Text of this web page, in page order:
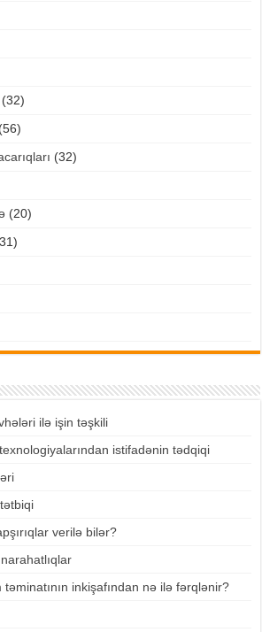
(32)
(32)
(20)
ilə işin təşkili
istifadənin tədqiqi
verilə bilər?
inkişafından nə ilə fərqlənir?